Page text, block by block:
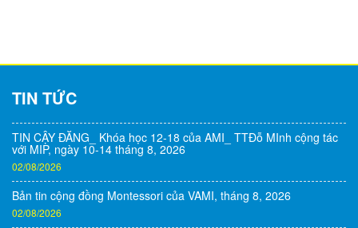
TIN TỨC
TIN CẬY ĐĂNG_ Khóa học 12-18 của AMI_ TTĐỗ MInh cộng tác
với MIP, ngày 10-14 tháng 8, 2026
02/08/2026
Bản tin cộng đồng Montessori của VAMI, tháng 8, 2026
02/08/2026